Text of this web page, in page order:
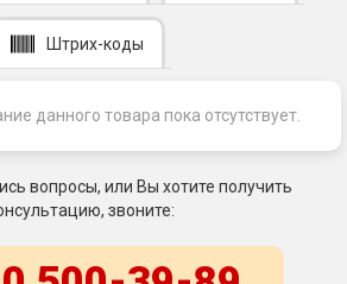
Штрих-коды
данного товара пока отсутствует.
вопросы, или Вы хотите получить
звоните: